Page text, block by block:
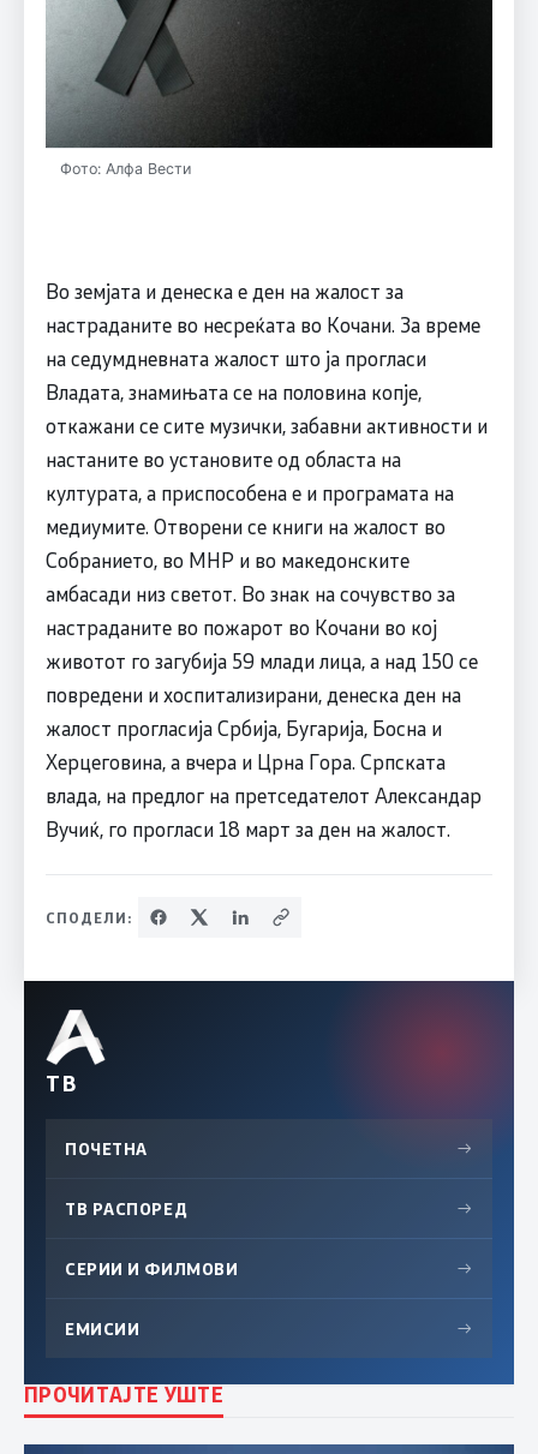
Фото: Алфа Вести
Во земјата и денеска е ден на жалост за
настраданите во несреќата во Кочани. За време
на седумдневната жалост што ја прогласи
Владата, знамињата се на половина копје,
откажани се сите музички, забавни активности и
настаните во установите од областа на
културата, а приспособена е и програмата на
медиумите. Отворени се книги на жалост во
Собранието, во МНР и во македонските
амбасади низ светот. Во знак на сочувство за
настраданите во пожарот во Кочани во кој
животот го загубија 59 млади лица, а над 150 се
повредени и хоспитализирани, денеска ден на
жалост прогласија Србија, Бугарија, Босна и
Херцеговина, а вчера и Црна Гора. Српската
влада, на предлог на претседателот Александар
Вучиќ, го прогласи 18 март за ден на жалост.
СПОДЕЛИ:
ТВ
ПОЧЕТНА →
ТВ РАСПОРЕД →
СЕРИИ И ФИЛМОВИ →
ЕМИСИИ →
ПРОЧИТАЈТЕ УШТЕ